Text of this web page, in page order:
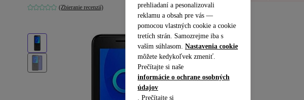
prehliadaní a pesonalizovali
reklamu a obsah pre vás —
pomocou vlastných cookie a cookie
tretích strán. Samozrejme iba s
vaším súhlasom. Nastavenia cookie
môžete kedykoľvek zmeniť.
Prečítajte si naše
informácie o ochrane osobných
údajov
. Prečítajte si
(Zbieranie recenzií)